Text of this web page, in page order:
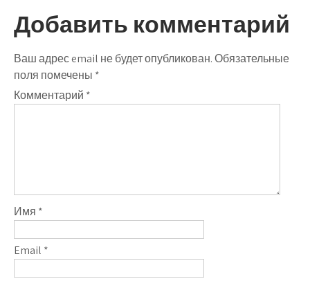
Добавить комментарий
Ваш адрес email не будет опубликован.Обязательные
поля помечены *
Комментарий *
Имя *
Email *